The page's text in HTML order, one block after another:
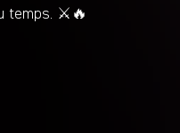
temps. ⚔️🔥